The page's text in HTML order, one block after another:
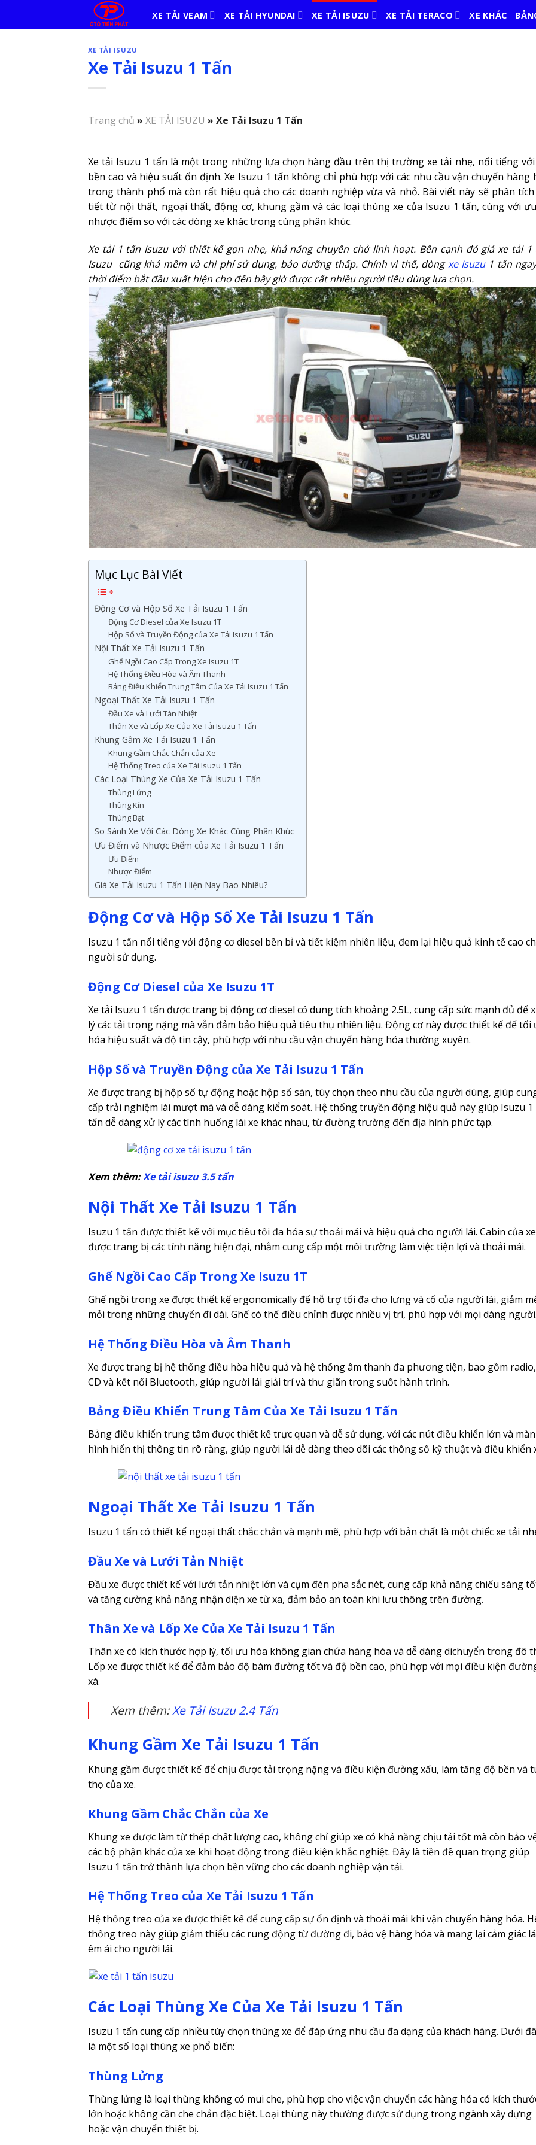
XE TẢI VEAM XE TẢI HYUNDAI XE TẢI ISUZU XE TẢI TERACO XE KHÁC
XE TẢI ISUZU
Xe Tải Isuzu 1 Tấn
Trang chủ » XE TẢI ISUZU » Xe Tải Isuzu 1 Tấn
Xe tải Isuzu 1 tấn là một trong những lựa chọn hàng đầu trên thị trường xe tải nhẹ, nổi tiếng
bền cao và hiệu suất ổn định. Xe Isuzu 1 tấn không chỉ phù hợp với các nhu cầu vận chuyển hàng
trong thành phố mà còn rất hiệu quả cho các doanh nghiệp vừa và nhỏ. Bài viết này sẽ phân tích
tiết từ nội thất, ngoại thất, động cơ, khung gầm và các loại thùng xe của Isuzu 1 tấn, cùng với
nhược điểm so với các dòng xe khác trong cùng phân khúc.
Xe tải 1 tấn Isuzu với thiết kế gọn nhẹ, khả năng chuyên chở linh hoạt. Bên cạnh đó giá xe tải 1
Isuzu cũng khá mềm và chi phí sử dụng, bảo dưỡng thấp. Chính vì thế, dòngxe Isuzu1 tấn
thời điểm bắt đầu xuất hiện cho đến bây giờ được rất nhiều người tiêu dùng lựa chọn.
Mục Lục Bài Viết
Động Cơ và Hộp Số Xe Tải Isuzu 1 Tấn
Động Cơ Diesel của Xe Isuzu 1T
Hộp Số và Truyền Động của Xe Tải Isuzu 1 Tấn
Nội Thất Xe Tải Isuzu 1 Tấn
Ghế Ngồi Cao Cấp Trong Xe Isuzu 1T
Hệ Thống Điều Hòa và Âm Thanh
Bảng Điều Khiển Trung Tâm Của Xe Tải Isuzu 1 Tấn
Ngoại Thất Xe Tải Isuzu 1 Tấn
Đầu Xe và Lưới Tản Nhiệt
Thân Xe và Lốp Xe Của Xe Tải Isuzu 1 Tấn
Khung Gầm Xe Tải Isuzu 1 Tấn
Khung Gầm Chắc Chắn của Xe
Hệ Thống Treo của Xe Tải Isuzu 1 Tấn
Các Loại Thùng Xe Của Xe Tải Isuzu 1 Tấn
Thùng Lửng
Thùng Kín
Thùng Bạt
So Sánh Xe Với Các Dòng Xe Khác Cùng Phân Khúc
Ưu Điểm và Nhược Điểm của Xe Tải Isuzu 1 Tấn
Ưu Điểm
Nhược Điểm
Giá Xe Tải Isuzu 1 Tấn Hiện Nay Bao Nhiêu?
Động Cơ và Hộp Số Xe Tải Isuzu 1 Tấn
Isuzu 1 tấn nổi tiếng với động cơ diesel bền bỉ và tiết kiệm nhiên liệu, đem lại hiệu quả kinh tế cao
người sử dụng.
Động Cơ Diesel của Xe Isuzu 1T
Xe tải Isuzu 1 tấn được trang bị động cơ diesel có dung tích khoảng 2.5L, cung cấp sức mạnh đủ để
lý các tải trọng nặng mà vẫn đảm bảo hiệu quả tiêu thụ nhiên liệu. Động cơ này được thiết kế để tối
hóa hiệu suất và độ tin cậy, phù hợp với nhu cầu vận chuyển hàng hóa thường xuyên.
Hộp Số và Truyền Động của Xe Tải Isuzu 1 Tấn
Xe được trang bị hộp số tự động hoặc hộp số sàn, tùy chọn theo nhu cầu của người dùng, giúp
cấp trải nghiệm lái mượt mà và dễ dàng kiểm soát. Hệ thống truyền động hiệu quả này giúp Isuzu 1
tấn dễ dàng xử lý các tình huống lái xe khác nhau, từ đường trường đến địa hình phức tạp.
Xem thêm:Xe tải isuzu 3.5 tấn
Nội Thất Xe Tải Isuzu 1 Tấn
Isuzu 1 tấn được thiết kế với mục tiêu tối đa hóa sự thoải mái và hiệu quả cho người lái. Cabin của xe
được trang bị các tính năng hiện đại, nhằm cung cấp một môi trường làm việc tiện lợi và thoải mái.
Ghế Ngồi Cao Cấp Trong Xe Isuzu 1T
Ghế ngồi trong xe được thiết kế ergonomically để hỗ trợ tối đa cho lưng và cổ của người lái, giảm
mỏi trong những chuyến đi dài. Ghế có thể điều chỉnh được nhiều vị trí, phù hợp với mọi dáng người.
Hệ Thống Điều Hòa và Âm Thanh
Xe được trang bị hệ thống điều hòa hiệu quả và hệ thống âm thanh đa phương tiện, bao gồm radio,
CD và kết nối Bluetooth, giúp người lái giải trí và thư giãn trong suốt hành trình.
Bảng Điều Khiển Trung Tâm Của Xe Tải Isuzu 1 Tấn
Bảng điều khiển trung tâm được thiết kế trực quan và dễ sử dụng, với các nút điều khiển lớn và màn
hình hiển thị thông tin rõ ràng, giúp người lái dễ dàng theo dõi các thông số kỹ thuật và điều khiển
Ngoại Thất Xe Tải Isuzu 1 Tấn
Isuzu 1 tấn có thiết kế ngoại thất chắc chắn và mạnh mẽ, phù hợp với bản chất là một chiếc xe tải
Đầu Xe và Lưới Tản Nhiệt
Đầu xe được thiết kế với lưới tản nhiệt lớn và cụm đèn pha sắc nét, cung cấp khả năng chiếu sáng
và tăng cường khả năng nhận diện xe từ xa, đảm bảo an toàn khi lưu thông trên đường.
Thân Xe và Lốp Xe Của Xe Tải Isuzu 1 Tấn
Thân xe có kích thước hợp lý, tối ưu hóa không gian chứa hàng hóa và dễ dàng dichuyển trong đô
Lốp xe được thiết kế để đảm bảo độ bám đường tốt và độ bền cao, phù hợp với mọi điều kiện
xá.
Xem thêm:Xe Tải Isuzu 2.4 Tấn
Khung Gầm Xe Tải Isuzu 1 Tấn
Khung gầm được thiết kế để chịu được tải trọng nặng và điều kiện đường xấu, làm tăng độ bền và
thọ của xe.
Khung Gầm Chắc Chắn của Xe
Khung xe được làm từ thép chất lượng cao, không chỉ giúp xe có khả năng chịu tải tốt mà còn bảo
các bộ phận khác của xe khi hoạt động trong điều kiện khắc nghiệt. Đây là tiền đề quan trọng giúp
Isuzu 1 tấn trở thành lựa chọn bền vững cho các doanh nghiệp vận tải.
Hệ Thống Treo của Xe Tải Isuzu 1 Tấn
Hệ thống treo của xe được thiết kế để cung cấp sự ổn định và thoải mái khi vận chuyển hàng hóa.
thống treo này giúp giảm thiểu các rung động từ đường đi, bảo vệ hàng hóa và mang lại cảm giác
êm ái cho người lái.
Các Loại Thùng Xe Của Xe Tải Isuzu 1 Tấn
Isuzu 1 tấn cung cấp nhiều tùy chọn thùng xe để đáp ứng nhu cầu đa dạng của khách hàng. Dưới
là một số loại thùng xe phổ biến:
Thùng Lửng
Thùng lửng là loại thùng không có mui che, phù hợp cho việc vận chuyển các hàng hóa có kích
lớn hoặc không cần che chắn đặc biệt. Loại thùng này thường được sử dụng trong ngành xây dựng
hoặc vận chuyển thiết bị.